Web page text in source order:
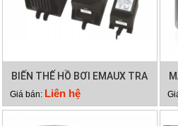
BIẾN THẾ HỒ BƠI EMAUX TRA
300VA
Giá bán: Liên hệ